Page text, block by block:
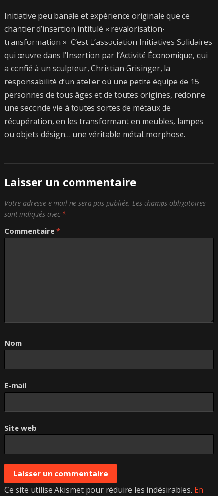
Initiative peu banale et expérience originale que ce
chantier d’insertion intitulé « revalorisation-
transformation » C’est L’association Initiatives Solidaires
qui œuvre dans l’Insertion par l’Activité Économique, qui
a confié à un sculpteur, Christian Grisinger, la
responsabilité d’un atelier où une petite équipe de 15
personnes de tous âges et de toutes origines, redonne
une seconde vie à toutes sortes de métaux de
récupération, en les transformant en meubles, lampes
ou objets désign… une véritable métal..morphose.
Laisser un commentaire
Votre adresse e-mail ne sera pas publiée. Les champs obligatoires
sont indiqués avec *
Commentaire *
Nom
E-mail
Site web
Ce site utilise Akismet pour réduire les indésirables. En